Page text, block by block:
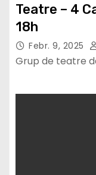
Teatre – 4 Carxofes
18h
Febr. 9, 2025
Grup de teatre